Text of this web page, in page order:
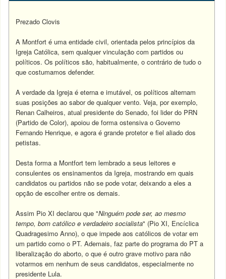
Prezado Clovis
A Montfort é uma entidade civil, orientada pelos princípios da
Igreja Católica, sem qualquer vinculação com partidos ou
políticos. Os políticos são, habitualmente, o contrário de tudo o
que costumamos defender.
A verdade da Igreja é eterna e imutável, os políticos alternam
suas posições ao sabor de qualquer vento. Veja, por exemplo,
Renan Calheiros, atual presidente do Senado, foi lider do PRN
(Partido de Color), apoiou de forma ostensiva o Governo
Fernando Henrique, e agora é grande protetor e fiel aliado dos
petistas.
Desta forma a Montfort tem lembrado a seus leitores e
consulentes os ensinamentos da Igreja, mostrando em quais
candidatos ou partidos não se pode votar, deixando a eles a
opção de escolher entre os demais.
Assim Pio XI declarou que "Ninguém pode ser, ao mesmo
tempo, bom católico e verdadeiro socialista" (Pio XI, Encíclica
Quadragesimo Anno), o que impede aos católicos de votar em
um partido como o PT. Ademais, faz parte do programa do PT a
liberalização do aborto, o que é outro grave motivo para não
votarmos em nenhum de seus candidatos, especialmente no
presidente Lula.